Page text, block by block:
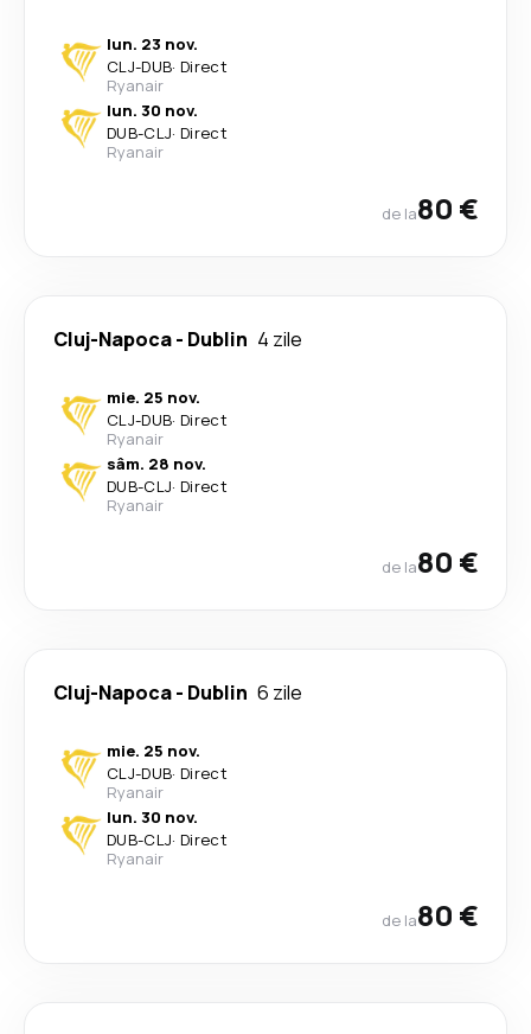
lun. 23 nov.
CLJ-DUB· Direct
Ryanair
lun. 30 nov.
DUB-CLJ· Direct
Ryanair
de la80 €
Cluj-Napoca- Dublin 4 zile
mie. 25 nov.
CLJ-DUB· Direct
Ryanair
sâm. 28 nov.
DUB-CLJ· Direct
Ryanair
de la80 €
Cluj-Napoca- Dublin 6 zile
mie. 25 nov.
CLJ-DUB· Direct
Ryanair
lun. 30 nov.
DUB-CLJ· Direct
Ryanair
de la80 €